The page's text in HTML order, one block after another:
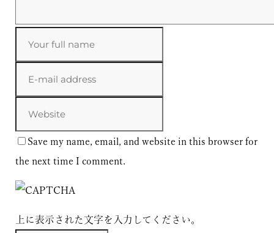
Save my name, email, and website in this browser for
the next time I comment.
上に表示された文字を入力してください。